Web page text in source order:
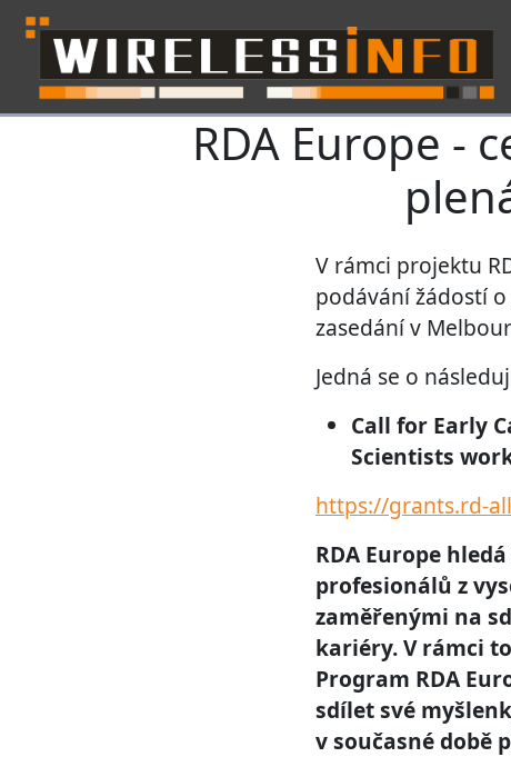
RDA Europe -
V rámci projektu
podávání žádostí
zasedání v
Jedná se o
Call for Early
Scientists
https://grants.rd-
RDA Europe
profesionálů z
zaměřenými na
kariéry. V rámci
Program RDA
sdílet své
v současné době